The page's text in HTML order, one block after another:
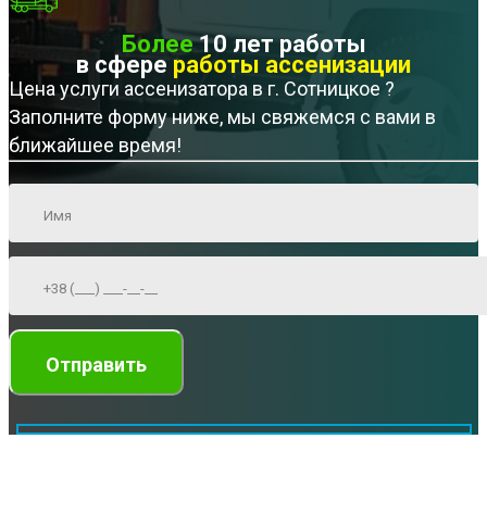
Более10 лет работы
в сфере работы ассенизации
Цена услуги ассенизатора в г. Сотницкое ?
Заполните форму ниже, мы свяжемся с вами в
ближайшее время!